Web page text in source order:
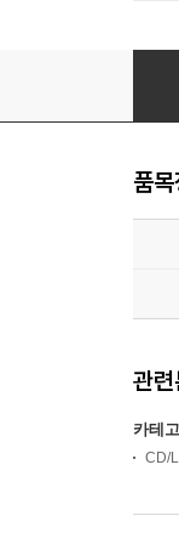
품
관
카테
CD/